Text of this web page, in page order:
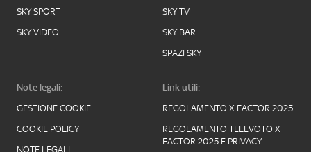
SKY SPORT
SKY VIDEO
SKY TV
SKY BAR
SPAZI SKY
Note legali:
GESTIONE COOKIE
COOKIE POLICY
NOTE LEGALI
Link utili:
REGOLAMENTO X FACTOR 2025
REGOLAMENTO TELEVOTO X
FACTOR 2025 E PRIVACY